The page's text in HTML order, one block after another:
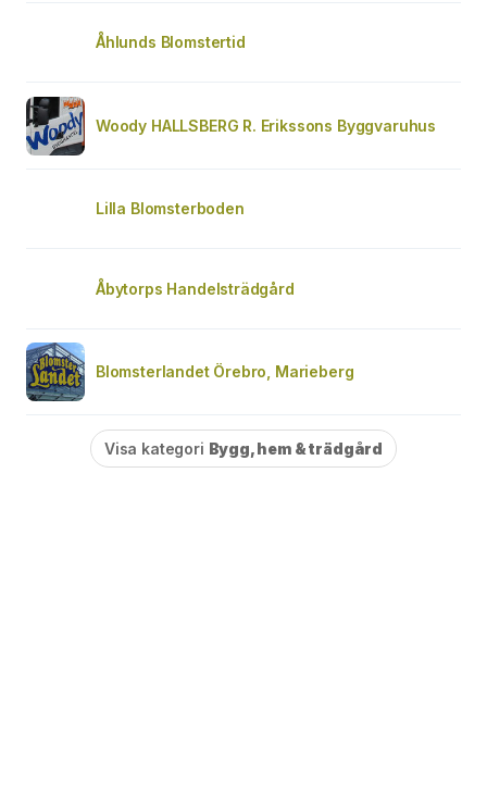
Åhlunds Blomstertid
Woody HALLSBERG R. Erikssons Byggvaruhus
Lilla Blomsterboden
Åbytorps Handelsträdgård
Blomsterlandet Örebro, Marieberg
Visa kategori Bygg, hem & trädgård